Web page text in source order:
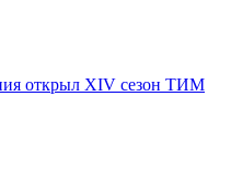
открыл XIV сезон ТИМ